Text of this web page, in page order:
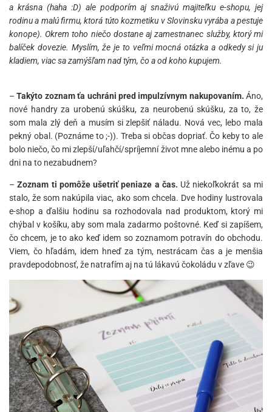
a krásna (haha :D) ale podporím aj snaživú majiteľku e-shopu, jej
rodinu a malú firmu, ktorá túto kozmetiku v Slovinsku vyrába a pestuje
konope). Okrem toho niečo dostane aj zamestnanec služby, ktorý mi
balíček dovezie. Myslím, že je to veľmi mocná otázka a odkedy si ju
kladiem, viac sa zamýšľam nad tým, čo a od koho kupujem.
–Takýto zoznam ťa uchráni pred impulzívnym nakupovaním. Áno,
nové handry za urobenú skúšku, za neurobenú skúšku, za to, že
som mala zlý deň a musím si zlepšiť náladu. Nová vec, lebo mala
pekný obal. (Poznáme to ;-)). Treba si občas dopriať. Čo keby to ale
bolo niečo, čo mi zlepší/uľahčí/spríjemní život mne alebo inému a po
dni na to nezabudnem?
– Zoznam ti pomôže ušetriť peniaze a čas. Už niekoľkokrát sa mi
stalo, že som nakúpila viac, ako som chcela. Dve hodiny lustrovala
e-shop a ďalšiu hodinu sa rozhodovala nad produktom, ktorý mi
chýbal v košíku, aby som mala zadarmo poštovné. Keď si zapíšem,
čo chcem, je to ako keď idem so zoznamom potravín do obchodu.
Viem, čo hľadám, idem hneď za tým, nestrácam čas a je menšia
pravdepodobnosť, že natrafím aj na tú lákavú čokoládu v zľave 😉